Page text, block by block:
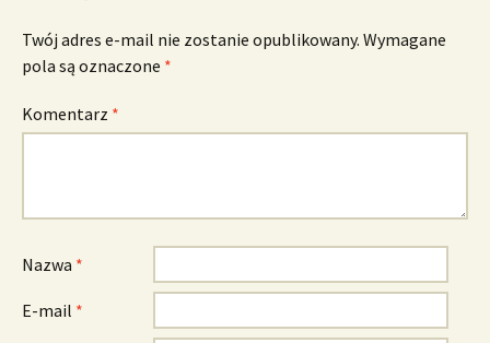
Twój adres e-mail nie zostanie opublikowany. Wymagane
pola są oznaczone *
Komentarz *
Nazwa *
E-mail *